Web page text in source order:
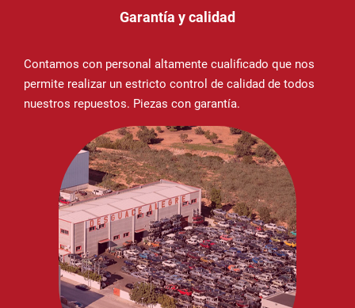
Garantía y calidad
Contamos con personal altamente cualificado que nos
permite realizar un estricto control de calidad de todos
nuestros repuestos. Piezas con garantía.